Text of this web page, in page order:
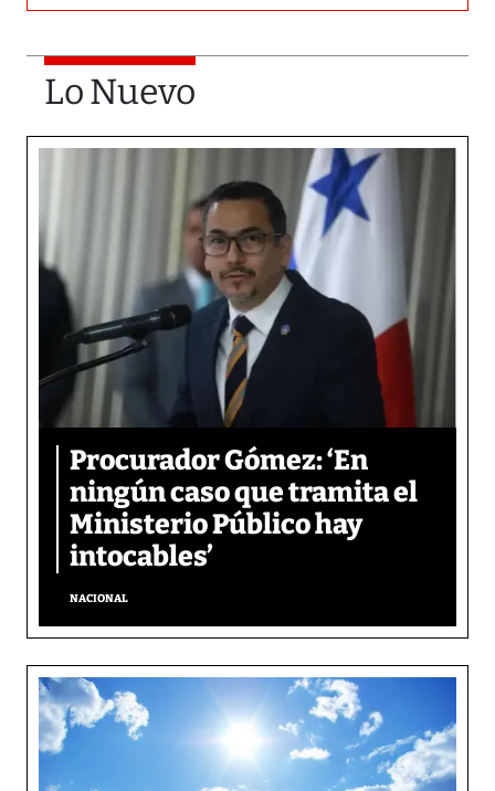
Lo Nuevo
Procurador Gómez: ‘En
ningún caso que tramita el
Ministerio Público hay
intocables’
NACIONAL